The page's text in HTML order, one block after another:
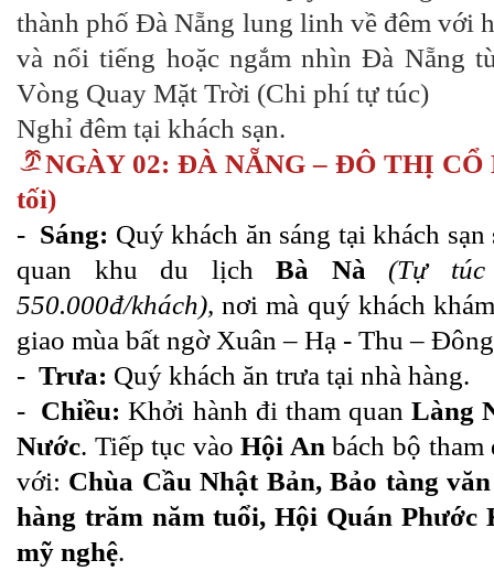
thành phố Đà Nẵng lung linh về đêm với
và nổi tiếng hoặc ngắm nhìn Đà Nẵng
Vòng Quay Mặt Trời (Chi phí tự túc)
Nghỉ đêm tại khách sạn.
NGÀY 02: ĐÀ NẴNG – ĐÔ THỊ CỔ
tối)
- Sáng: Quý khách ăn sáng tại khách
quan khu du lịch Bà Nà (Tự
550.000đ/khách), nơi mà quý khách
giao mùa bất ngờ Xuân – Hạ - Thu –
- Trưa: Quý khách ăn trưa tại nhà hàng.
- Chiều: Khởi hành đi tham quanLàng
Nước. Tiếp tục vàoHội An bách bộ tham
với: Chùa Cầu Nhật Bản, Bảo tàng
hàng trăm năm tuổi, Hội Quán Phước
mỹ nghệ.